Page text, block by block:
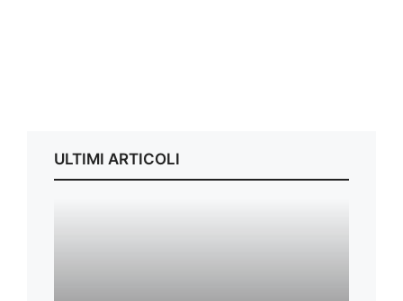
ULTIMI ARTICOLI